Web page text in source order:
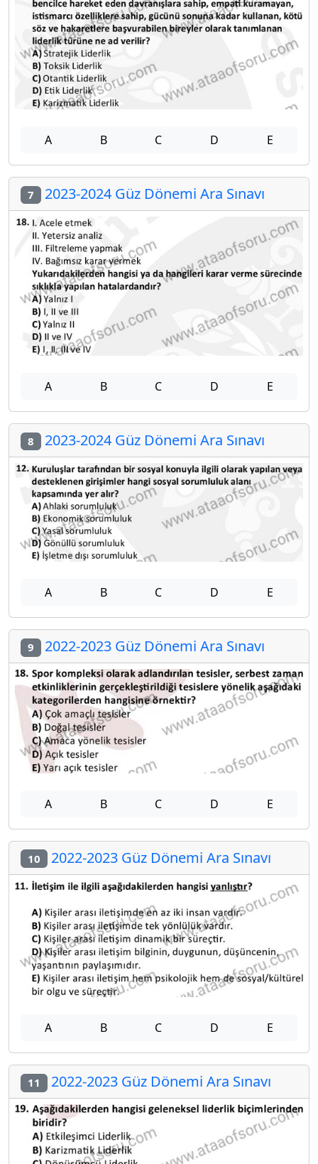
A B C D E
7 2023-2024 Güz Dönemi Ara Sınavı
A B C D E
8 2023-2024 Güz Dönemi Ara Sınavı
A B C D E
9 2022-2023 Güz Dönemi Ara Sınavı
A B C D E
10 2022-2023 Güz Dönemi Ara Sınavı
A B C D E
11 2022-2023 Güz Dönemi Ara Sınavı